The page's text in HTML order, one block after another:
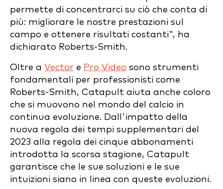
permette di concentrarci su ciò che conta di
più: migliorare le nostre prestazioni sul
campo e ottenere risultati costanti", ha
dichiarato Roberts-Smith.
Oltre a Vector e Pro Video sono strumenti
fondamentali per professionisti come
Roberts-Smith, Catapult aiuta anche coloro
che si muovono nel mondo del calcio in
continua evoluzione. Dall'impatto della
nuova regola dei tempi supplementari del
2023 alla regola dei cinque abbonamenti
introdotta la scorsa stagione, Catapult
garantisce che le sue soluzioni e le sue
intuizioni siano in linea con queste evoluzioni.